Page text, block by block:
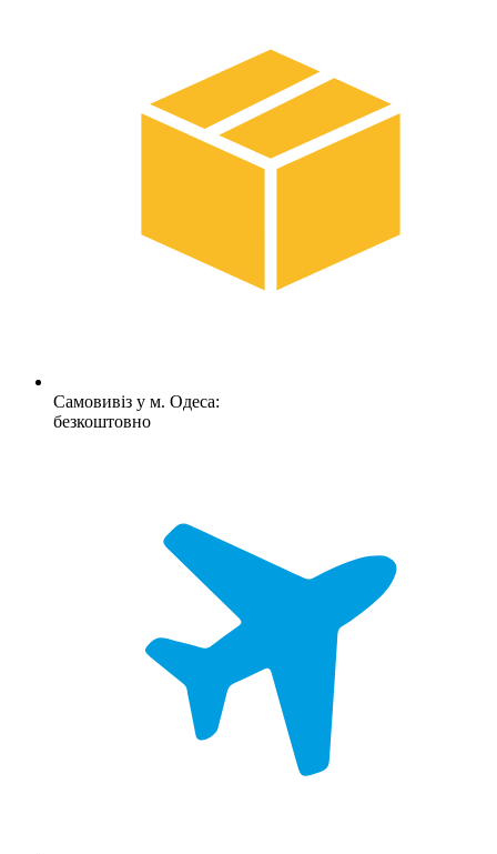
Самовивіз у м. Одеса:
безкоштовно